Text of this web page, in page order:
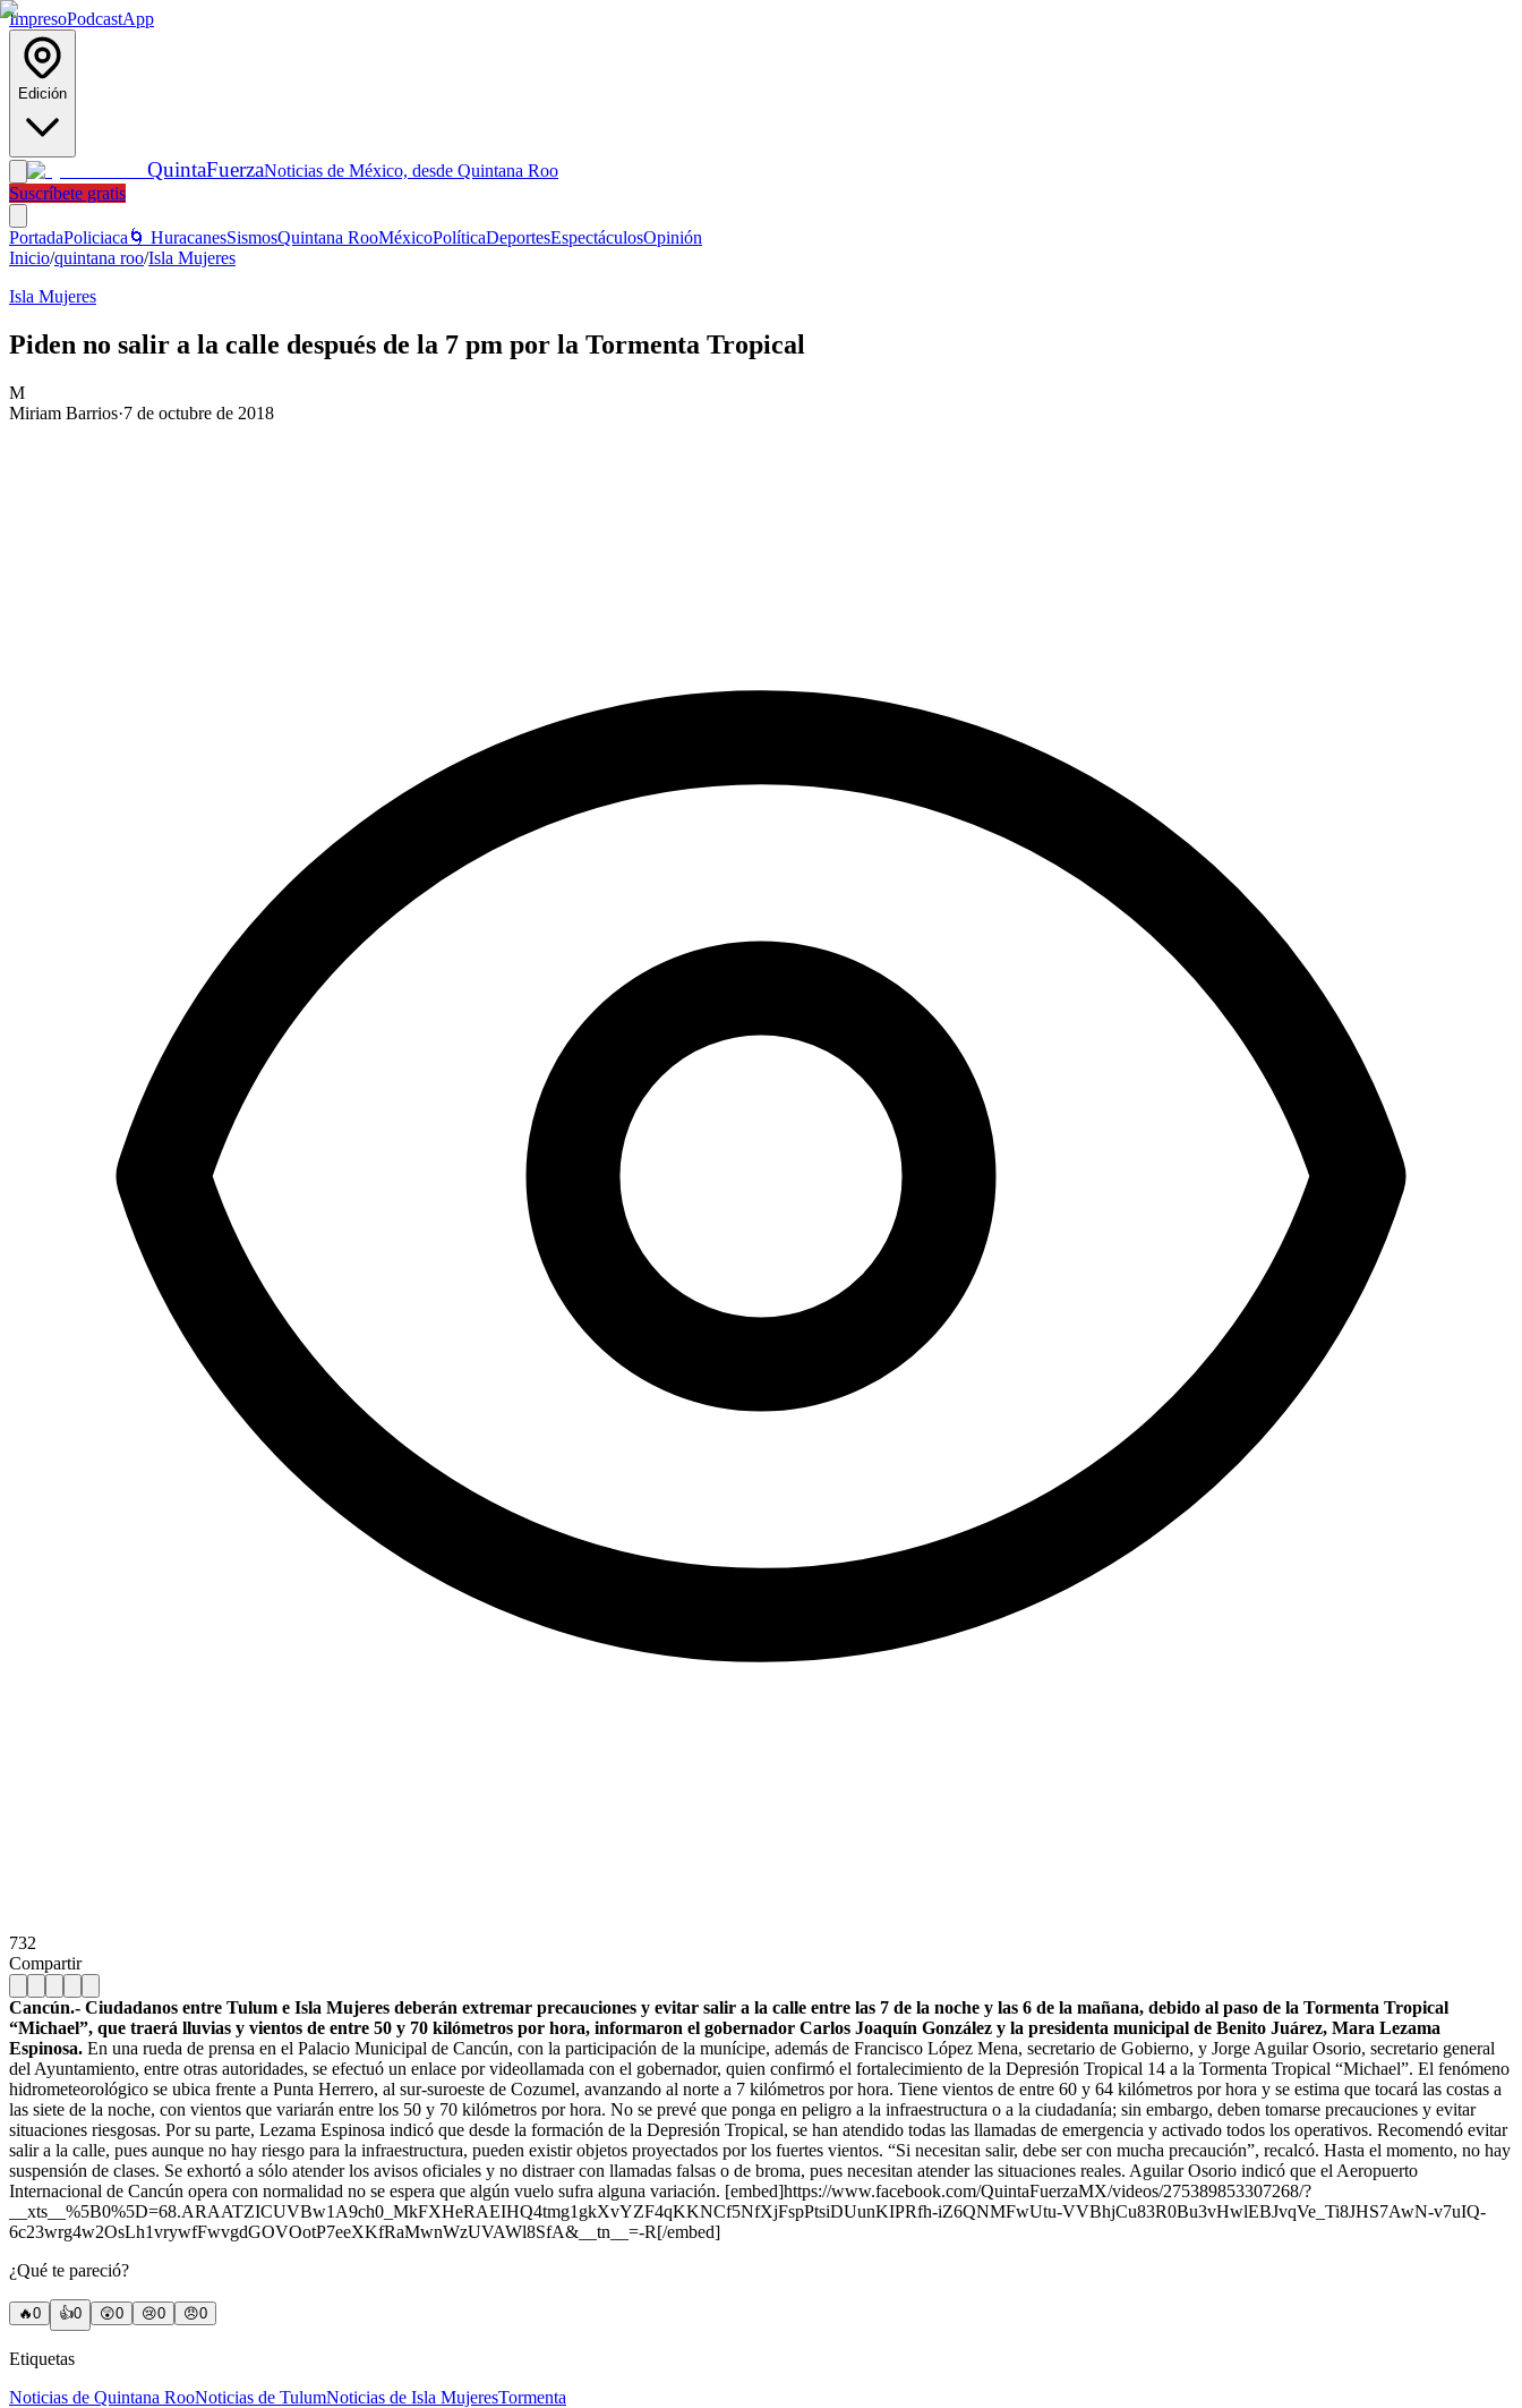
ImpresoPodcastApp
Edición
QuintaFuerzaNoticias de México, desde Quintana Roo
Suscríbete gratis
PortadaPoliciaca 🌀 HuracanesSismosQuintana RooMéxicoPolíticaDeportesEspectáculosOpinión
Inicio/quintana roo/Isla Mujeres
Isla Mujeres
Piden no salir a la calle después de la 7 pm por la Tormenta Tropical
M
Miriam Barrios·7 de octubre de 2018
732
Compartir
Cancún.- Ciudadanos entre Tulum e Isla Mujeres deberán extremar precauciones y evitar salir a la calle entre las 7 de la noche y las 6 de la mañana, debido al paso de la Tormenta Tropical
“Michael”, que traerá lluvias y vientos de entre 50 y 70 kilómetros por hora, informaron el gobernador Carlos Joaquín González y la presidenta municipal de Benito Juárez, Mara Lezama
Espinosa. En una rueda de prensa en el Palacio Municipal de Cancún, con la participación de la munícipe, además de Francisco López Mena, secretario de Gobierno, y Jorge Aguilar Osorio, secretario general
del Ayuntamiento, entre otras autoridades, se efectuó un enlace por videollamada con el gobernador, quien confirmó el fortalecimiento de la Depresión Tropical 14 a la Tormenta Tropical “Michael”. El fenómeno
hidrometeorológico se ubica frente a Punta Herrero, al sur-suroeste de Cozumel, avanzando al norte a 7 kilómetros por hora. Tiene vientos de entre 60 y 64 kilómetros por hora y se estima que tocará las costas a
las siete de la noche, con vientos que variarán entre los 50 y 70 kilómetros por hora. No se prevé que ponga en peligro a la infraestructura o a la ciudadanía; sin embargo, deben tomarse precauciones y evitar
situaciones riesgosas. Por su parte, Lezama Espinosa indicó que desde la formación de la Depresión Tropical, se han atendido todas las llamadas de emergencia y activado todos los operativos. Recomendó evitar
salir a la calle, pues aunque no hay riesgo para la infraestructura, pueden existir objetos proyectados por los fuertes vientos. “Si necesitan salir, debe ser con mucha precaución”, recalcó. Hasta el momento, no hay
suspensión de clases. Se exhortó a sólo atender los avisos oficiales y no distraer con llamadas falsas o de broma, pues necesitan atender las situaciones reales. Aguilar Osorio indicó que el Aeropuerto
Internacional de Cancún opera con normalidad no se espera que algún vuelo sufra alguna variación. [embed]https://www.facebook.com/QuintaFuerzaMX/videos/275389853307268/?
__xts__%5B0%5D=68.ARAATZICUVBw1A9ch0_MkFXHeRAEIHQ4tmg1gkXvYZF4qKKNCf5NfXjFspPtsiDUunKIPRfh-iZ6QNMFwUtu-VVBhjCu83R0Bu3vHwlEBJvqVe_Ti8JHS7AwN-v7uIQ-
6c23wrg4w2OsLh1vrywfFwvgdGOVOotP7eeXKfRaMwnWzUVAWl8SfA&__tn__=-R[/embed]
¿Qué te pareció?
🔥0 👍0 😲0 😢0 😠0
Etiquetas
Noticias de Quintana RooNoticias de TulumNoticias de Isla MujeresTormenta